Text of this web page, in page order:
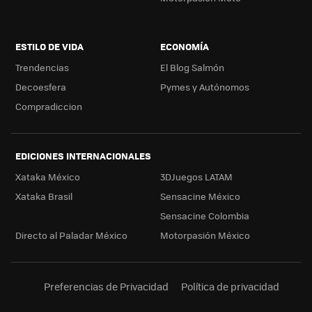
ESTILO DE VIDA
Trendencias
Decoesfera
Compradiccion
ECONOMÍA
El Blog Salmón
Pymes y Autónomos
EDICIONES INTERNACIONALES
Xataka México
Xataka Brasil
3DJuegos LATAM
Sensacine México
Sensacine Colombia
Directo al Paladar México
Motorpasión México
Preferencias de Privacidad Política de privacidad